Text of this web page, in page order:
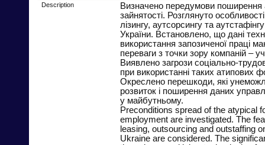
Description
Визначено передумови
зайнятості. Розглянуто
лізингу, аутсорсингу та
України. Встановлено, що дані
використання запозиченої праці
переваги з точки зору компаній –
Виявлено загрози соціально-
при використанні таких атипових
Окреслено перешкоди, які
розвиток і поширення даних
у майбутньому.
Preconditions spread of the atypical
employment are investigated. The
leasing, outsourcing and outstaffing
Ukraine are considered. The